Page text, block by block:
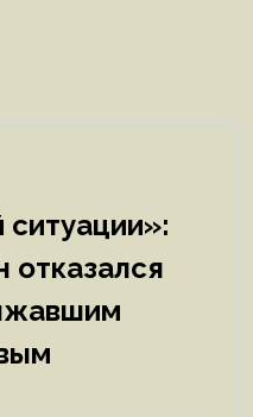
отказался